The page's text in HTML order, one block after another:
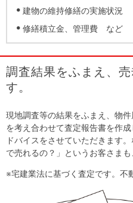
建物の維持修繕の実施状況
修繕積立金、管理費 など
調査結果をふまえ、
す。
現地調査等の結果をふまえ、物
を考え合わせて査定報告書を作
ドバイスをさせていただきます
で売れるの？」というお客さまも
※宅建業法に基づく査定です。不